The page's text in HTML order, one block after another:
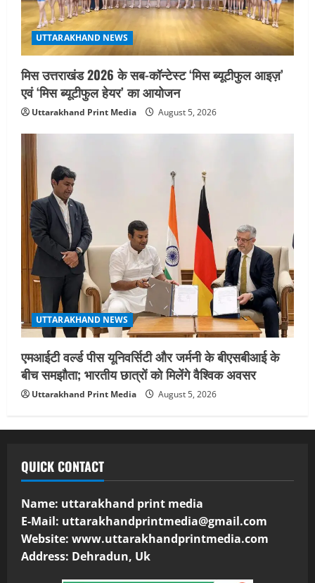
UTTARAKHAND NEWS
मिस उत्तराखंड 2026 के सब-कॉन्टेस्ट ‘मिस ब्यूटीफुल आइज़’
एवं ‘मिस ब्यूटीफुल हेयर’ का आयोजन
Uttarakhand Print Media August 5, 2026
UTTARAKHAND NEWS
एमआईटी वर्ल्ड पीस यूनिवर्सिटी और जर्मनी के बीएसबीआई के
बीच समझौता; भारतीय छात्रों को मिलेंगे वैश्विक अवसर
Uttarakhand Print Media August 5, 2026
QUICK CONTACT
Name: uttarakhand print media
E-Mail: uttarakhandprintmedia@gmail.com
Website: www.uttarakhandprintmedia.com
Address: Dehradun, Uk